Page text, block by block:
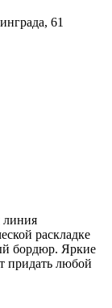
61
линия
раскладке
бордюр. Яркие
придать любой